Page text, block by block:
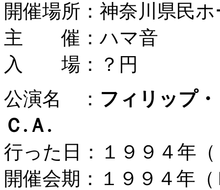
開催場所：神奈川県民
主 催：ハマ音
入 場：？円
公演名 ： フィリップ
Ｃ.Ａ.
行った日：１９９４年
開催会期：１９９４年